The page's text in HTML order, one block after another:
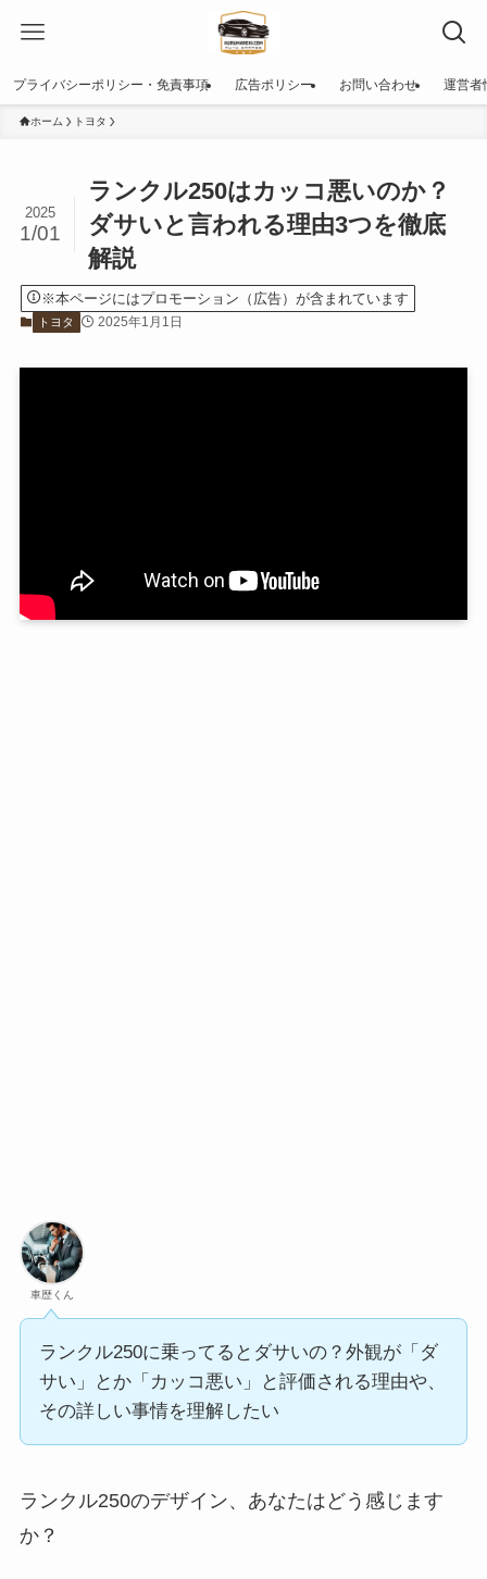
プライバシーポリシー・免責事項 広告ポリシー お問い合わせ 運営者
ホーム トヨタ
ランクル250はカッコ悪いのか？
ダサいと言われる理由3つを徹底
解説
2025
1/01
※本ページにはプロモーション（広告）が含まれています
トヨタ 2025年1月1日
車歴くん
ランクル250に乗ってるとダサいの？外観が「ダ
サい」とか「カッコ悪い」と評価される理由や、
その詳しい事情を理解したい
ランクル250のデザイン、あなたはどう感じます
か？